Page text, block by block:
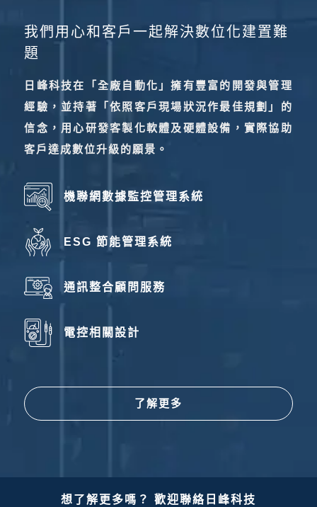
我們用心和客戶一起解決數位化建置難
題
日峰科技在「全廠自動化」擁有豐富的開發與管理
經驗，並持著「依照客戶現場狀況作最佳規劃」的
信念，用心研發客製化軟體及硬體設備，實際協助
客戶達成數位升級的願景。
機聯網數據監控管理系統
ESG 節能管理系統
通訊整合顧問服務
電控相關設計
了解更多
想了解更多嗎？ 歡迎聯絡日峰科技